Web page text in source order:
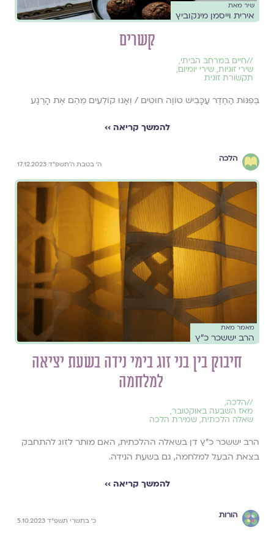
שיר מאת
אירית וייסמן מינקוביץ
קשרים
//חיים במרחב הביתי,
שירי זוגיות, שירי יומיום,
תקשורת זוגית
בְּפִנּוֹת הַחֶדֶר עַכָּבִישׁ טוֹוֶה חוּטִים / וְאָנוּ קוֹלְעִים מֵהֵם אֶת הָרֶגַע
להמשך קריאה ››
הלכה
ה׳ בטבת ה׳תשפ״ד 17.12.2023
מאמר מאת
הרב יששכר כ״ץ
חיבוק בין בני זוג בימי נידה בשעת יציאה
למלחמה
//הלכה,
מאז השבעה באוקטובר,
שאלה הלכתית, שמירת הלכה
הרב יששכר כ"ץ דן בשאלה ההלכתית, האם מותר לזוג להתחבק
בצאת הבעל למלחמה, גם בשעת הנידה.
להמשך קריאה ››
הורות
כ׳ בתשרי תשפ״ד 5.10.2023